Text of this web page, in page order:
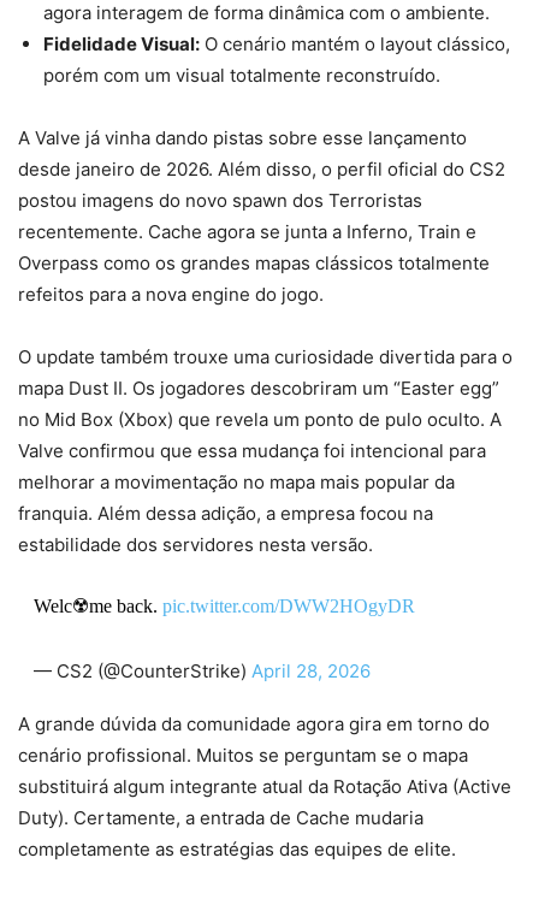
agora interagem de forma dinâmica com o ambiente.
Fidelidade Visual: O cenário mantém o layout clássico,
porém com um visual totalmente reconstruído.
A Valve já vinha dando pistas sobre esse lançamento
desde janeiro de 2026. Além disso, o perfil oficial do CS2
postou imagens do novo spawn dos Terroristas
recentemente. Cache agora se junta a Inferno, Train e
Overpass como os grandes mapas clássicos totalmente
refeitos para a nova engine do jogo.
O update também trouxe uma curiosidade divertida para o
mapa Dust II. Os jogadores descobriram um “Easter egg”
no Mid Box (Xbox) que revela um ponto de pulo oculto. A
Valve confirmou que essa mudança foi intencional para
melhorar a movimentação no mapa mais popular da
franquia. Além dessa adição, a empresa focou na
estabilidade dos servidores nesta versão.
Welc☢️me back. pic.twitter.com/DWW2HOgyDR
— CS2 (@CounterStrike) April 28, 2026
A grande dúvida da comunidade agora gira em torno do
cenário profissional. Muitos se perguntam se o mapa
substituirá algum integrante atual da Rotação Ativa (Active
Duty). Certamente, a entrada de Cache mudaria
completamente as estratégias das equipes de elite.